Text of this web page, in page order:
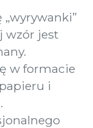
wzór jest
w formacie
i